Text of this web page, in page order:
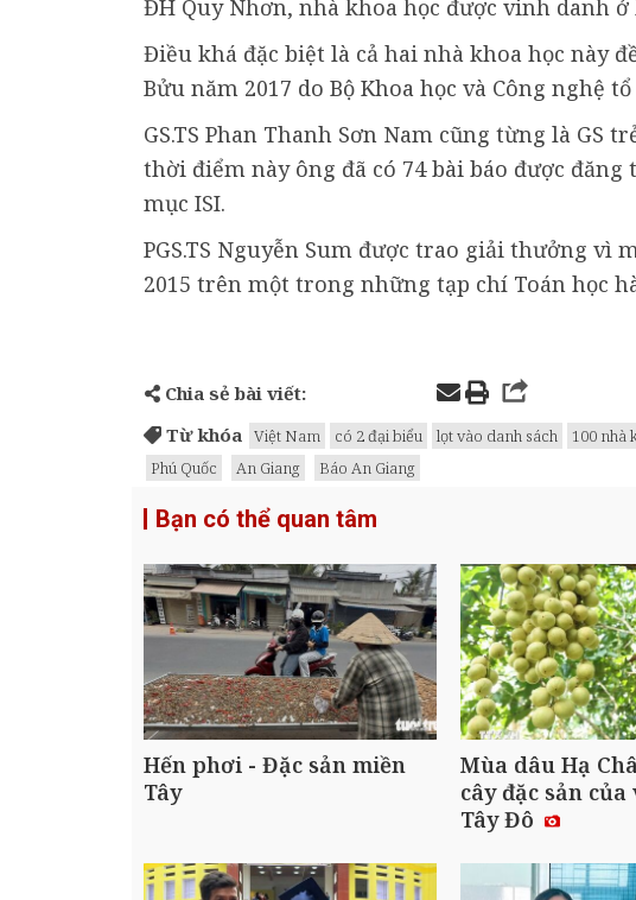
ĐH Quy Nhơn, nhà khoa học được vinh danh
Điều khá đặc biệt là cả hai nhà khoa học này
Bửu năm 2017 do Bộ Khoa học và Công nghệ
GS.TS Phan Thanh Sơn Nam cũng từng là
thời điểm này ông đã có 74 bài báo được
mục ISI.
PGS.TS Nguyễn Sum được trao giải thưởng vì
2015 trên một trong những tạp chí Toán học
Chia sẻ bài viết:
Từ khóa
Việt Nam có 2 đại biểu lọt vào danh sách 100 nhà
Phú Quốc
An Giang Báo An Giang
Bạn có thể quan tâm
Hến phơi - Đặc sản miền
Tây
Mùa dâu Hạ
cây đặc sản
Tây Đô